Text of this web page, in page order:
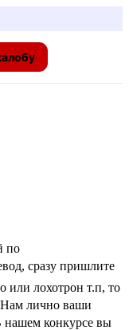
по
сразу пришлите
или лохотрон т.п, то
Нам лично ваши
нашем конкурсе вы